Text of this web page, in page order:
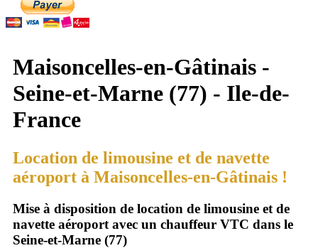
Maisoncelles-en-Gâtinais -
Seine-et-Marne (77) - Ile-de-
France
Location de limousine et de navette
aéroport à Maisoncelles-en-Gâtinais !
Mise à disposition de location de limousine et de
navette aéroport avec un chauffeur VTC dans le
Seine-et-Marne (77)